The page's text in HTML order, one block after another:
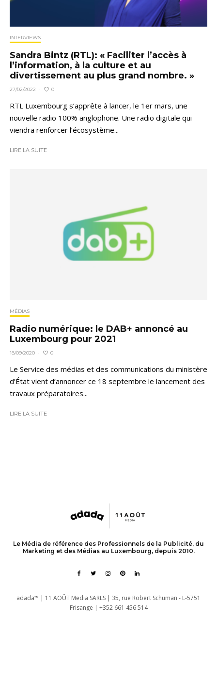
INTERVIEWS
Sandra Bintz (RTL): « Faciliter l’accès à
l’information, à la culture et au
divertissement au plus grand nombre. »
27/02/2022 · 0
RTL Luxembourg s’apprête à lancer, le 1er mars, une
nouvelle radio 100% anglophone. Une radio digitale qui
viendra renforcer l’écosystème...
LIRE LA SUITE
MÉDIAS
Radio numérique: le DAB+ annoncé au
Luxembourg pour 2021
18/09/2020 · 0
Le Service des médias et des communications du ministère
d’État vient d’annoncer ce 18 septembre le lancement des
travaux préparatoires...
LIRE LA SUITE
Le Média de référence des Professionnels de la Publicité, du
Marketing et des Médias au Luxembourg, depuis 2010.
adada™ | 11 AOÛT Media SARLS | 35, rue Robert Schuman - L-5751
Frisange | +352 661 456 514